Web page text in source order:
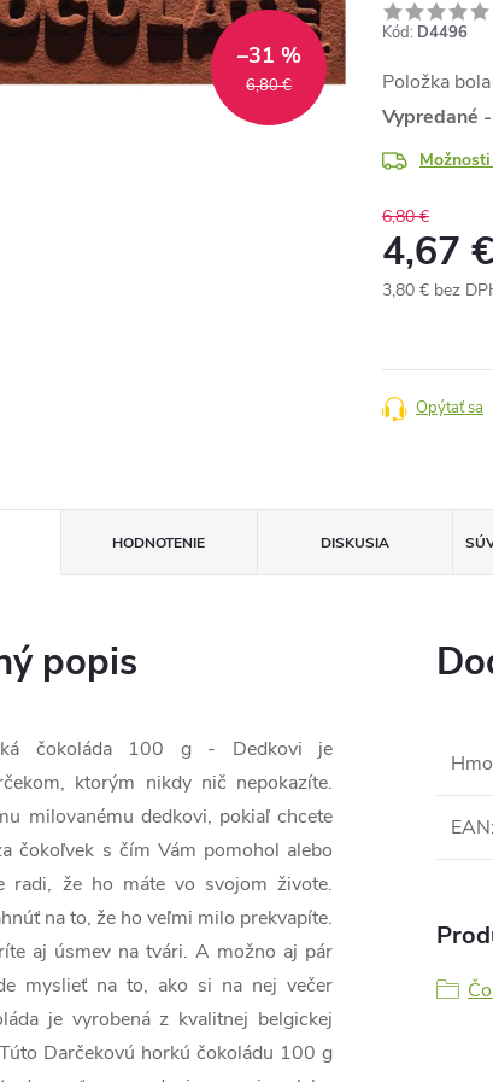
6,80 €
–31 %
Kód: D4496
Položka
Vypredané
6,80 €
4,67 €
3,80 € bez
Opýtať sa
HODNOTENIE DISKUSIA
popis
čokoláda 100 g - Dedkovi je
ktorým nikdy nič nepokazíte.
milovanému dedkovi, pokiaľ chcete
čokoľvek s čím Vám pomohol alebo
radi, že ho máte vo svojom živote.
na to, že ho veľmi milo prekvapíte.
aj úsmev na tvári. A možno aj pár
myslieť na to, ako si na nej večer
je vyrobená z kvalitnej belgickej
Darčekovú horkú čokoládu 100 g
EAN: